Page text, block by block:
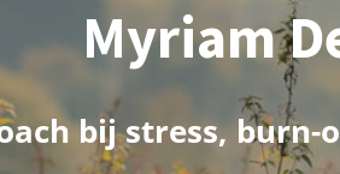
Myriam
bij stress,